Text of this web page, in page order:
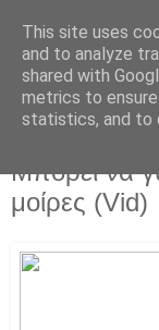
Μπορεί να
μοίρες (Vid)
This site uses
and to analyze
shared with
metrics to
statistics, and to